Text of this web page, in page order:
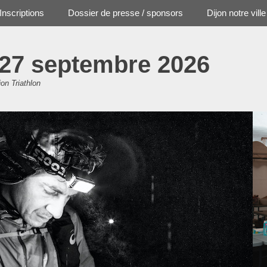
septembre 2026
Triathlon
Inscriptions Dossier de presse / sponsors Dijon notre ville